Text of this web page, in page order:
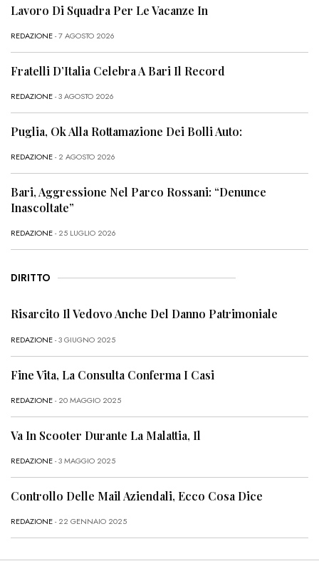
Lavoro Di Squadra Per Le Vacanze In
REDAZIONE- 7 AGOSTO 2026
Fratelli D’Italia Celebra A Bari Il Record
REDAZIONE- 3 AGOSTO 2026
Puglia, Ok Alla Rottamazione Dei Bolli Auto:
REDAZIONE- 2 AGOSTO 2026
Bari, Aggressione Nel Parco Rossani: “Denunce
Inascoltate”
REDAZIONE- 25 LUGLIO 2026
DIRITTO
Risarcito Il Vedovo Anche Del Danno Patrimoniale
REDAZIONE- 3 GIUGNO 2025
Fine Vita, La Consulta Conferma I Casi
REDAZIONE- 20 MAGGIO 2025
Va In Scooter Durante La Malattia, Il
REDAZIONE- 3 MAGGIO 2025
Controllo Delle Mail Aziendali, Ecco Cosa Dice
REDAZIONE- 22 GENNAIO 2025